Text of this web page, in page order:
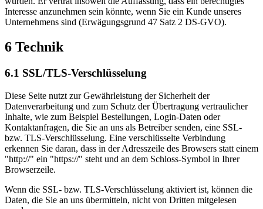
Interesse anzunehmen sein könnte, wenn Sie ein Kunde unseres
Unternehmens sind (Erwägungsgrund 47 Satz 2 DS-GVO).
6 Technik
6.1 SSL/TLS-Verschlüsselung
Diese Seite nutzt zur Gewährleistung der Sicherheit der
Datenverarbeitung und zum Schutz der Übertragung vertraulicher
Inhalte, wie zum Beispiel Bestellungen, Login-Daten oder
Kontaktanfragen, die Sie an uns als Betreiber senden, eine SSL-
bzw. TLS-Verschlüsselung. Eine verschlüsselte Verbindung
erkennen Sie daran, dass in der Adresszeile des Browsers statt einem
"http://" ein "https://" steht und an dem Schloss-Symbol in Ihrer
Browserzeile.
Wenn die SSL- bzw. TLS-Verschlüsselung aktiviert ist, können die
Daten, die Sie an uns übermitteln, nicht von Dritten mitgelesen